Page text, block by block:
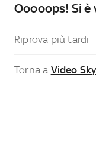
Ooooops! Si
Riprova più tardi
Torna a Video Sky